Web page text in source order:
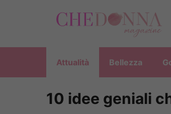
Attualità Bellezza
10 idee geniali